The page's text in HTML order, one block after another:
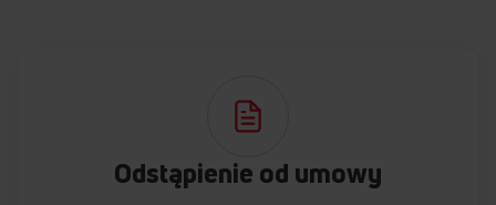
Odstąpienie od umowy